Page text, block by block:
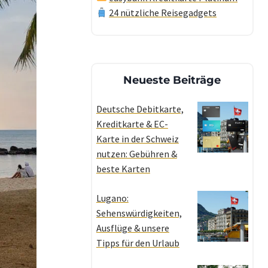
24 nützliche Reisegadgets
Neueste Beiträge
Deutsche Debitkarte,
Kreditkarte & EC-
Karte in der Schweiz
nutzen: Gebühren &
beste Karten
Lugano:
Sehenswürdigkeiten,
Ausflüge & unsere
Tipps für den Urlaub